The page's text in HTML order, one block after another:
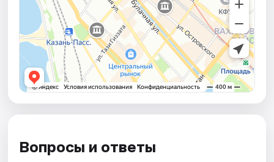
Вопросы и ответы